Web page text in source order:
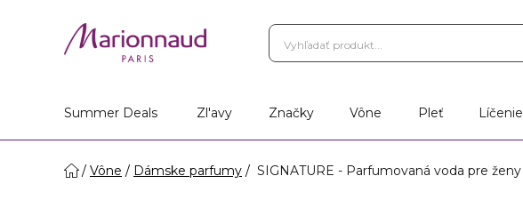
Summer Deals Zl'avy Značky Vône Pleť Líčenie
Vône Dámske parfumy SIGNATURE - Parfumovaná voda pre ženy